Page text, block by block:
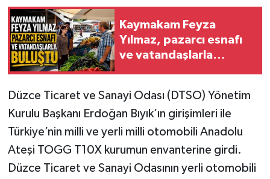
Kaymakam Feyza
Yılmaz, pazarcı esnafı
ve vatandaşlarla
Düzce Ticaret ve Sanayi Odası (DTSO) Yönetim
Kurulu Başkanı Erdoğan Bıyık’ın girişimleri ile
Türkiye’nin milli ve yerli milli otomobili Anadolu
Ateşi TOGG T10X kurumun envanterine girdi.
Düzce Ticaret ve Sanayi Odasının yerli otomobili